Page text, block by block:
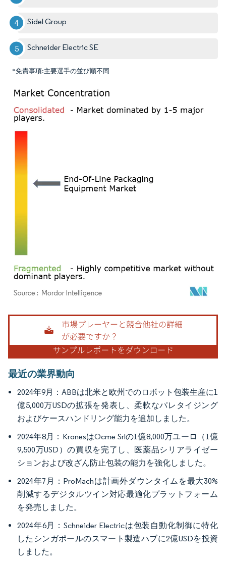
Sidel Group
Schneider Electric SE
*免責事項:主要選手の並び順不同
画像 © Mordor Intelligence。再利用にはCC BY 4.0の表示が必要です。
最近の業界動向
2024年9月：ABBは北米と欧州でのロボット包装生産に1
億5,000万USDの拡張を発表し、柔軟なパレタイジング
およびケースハンドリング能力を追加しました。
2024年8月：KronesはOcme Srlの1億8,000万ユーロ（1億
9,500万USD）の買収を完了し、医薬品シリアライゼー
ションおよび改ざん防止包装の能力を強化しました。
2024年7月：ProMachは計画外ダウンタイムを最大30%
削減するデジタルツイン対応最適化プラットフォーム
を発売しました。
2024年6月：Schneider Electricは包装自動化制御に特化
したシンガポールのスマート製造ハブに2億USDを投資
しました。